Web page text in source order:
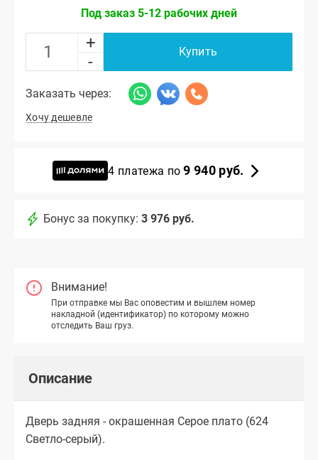
Под заказ 5-12 рабочих дней
+
-
Купить
Заказать через:
Хочу дешевле
4 платежа по9 940 руб.
Бонус за покупку: 3 976 руб.
Внимание!
При отправке мы Вас оповестим и вышлем номер
накладной (идентификатор) по которому можно
отследить Ваш груз.
Описание
Дверь задняя - окрашенная Серое плато (624
Светло-серый).